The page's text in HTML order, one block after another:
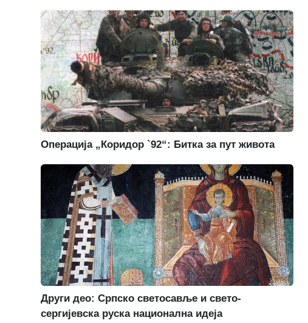
Операција „Коридор `92“: Битка за пут живота
Други део: Српско светосавље и свето-
сергијевска руска национална идеја